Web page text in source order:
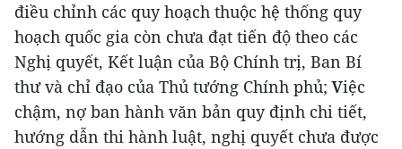
điều chỉnh các quy hoạch thuộc hệ thống quy
hoạch quốc gia còn chưa đạt tiến độ theo các
Nghị quyết, Kết luận của Bộ Chính trị, Ban Bí
thư và chỉ đạo của Thủ tướng Chính phủ;Việc
chậm, nợ ban hành văn bản quy định chi tiết,
hướng dẫn thi hành luật, nghị quyết chưa được